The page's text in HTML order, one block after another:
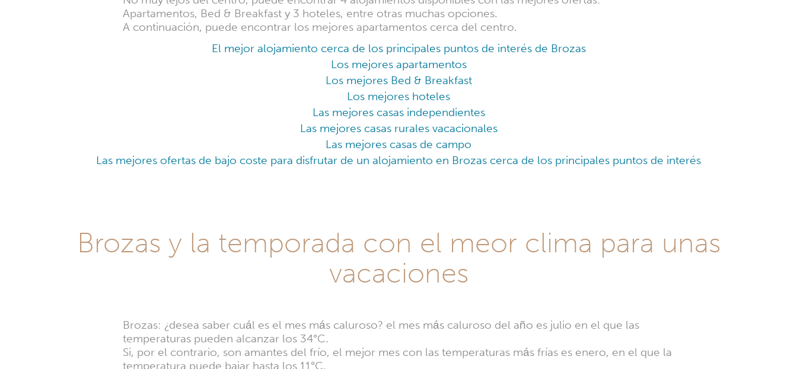
Apartamentos, Bed & Breakfast y 3 hoteles, entre otras muchas opciones.
A continuación, puede encontrar los mejores apartamentos cerca del centro.
El mejor alojamiento cerca de los principales puntos de interés de Brozas
Los mejores apartamentos
Los mejores Bed & Breakfast
Los mejores hoteles
Las mejores casas independientes
Las mejores casas rurales vacacionales
Las mejores casas de campo
Las mejores ofertas de bajo coste para disfrutar de un alojamiento en Brozas cerca de los principales puntos de interés
Brozas y la temporada con el meor clima para unas
vacaciones
Brozas: ¿desea saber cuál es el mes más caluroso? el mes más caluroso del año es julio en el que las
temperaturas pueden alcanzar los 34°C.
Si, por el contrario, son amantes del frío, el mejor mes con las temperaturas más frías es enero, en el que la
temperatura puede bajar hasta los 11°C.